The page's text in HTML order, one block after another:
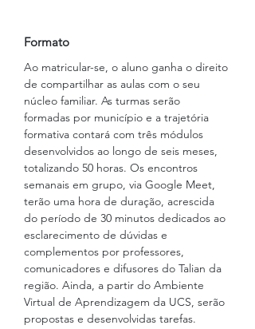
Formato
Ao matricular-se, o aluno ganha o direito
de compartilhar as aulas com o seu
núcleo familiar. As turmas serão
formadas por município e a trajetória
formativa contará com três módulos
desenvolvidos ao longo de seis meses,
totalizando 50 horas. Os encontros
semanais em grupo, via Google Meet,
terão uma hora de duração, acrescida
do período de 30 minutos dedicados ao
esclarecimento de dúvidas e
complementos por professores,
comunicadores e difusores do Talian da
região. Ainda, a partir do Ambiente
Virtual de Aprendizagem da UCS, serão
propostas e desenvolvidas tarefas.